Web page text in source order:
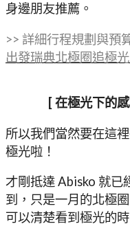
身邊朋友推薦。
>> 詳細行程規劃與預
出發瑞典北極圈追極
[ 在極光下的
所以我們當然要在這
極光啦！
才剛抵達 Abisko 就已
到，只是一月的北極
可以清楚看到極光的